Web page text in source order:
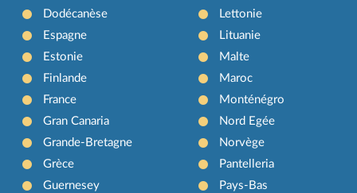
Dodécanèse
Espagne
Estonie
Finlande
France
Gran Canaria
Grande-Bretagne
Grèce
Guernesey
Lettonie
Lituanie
Malte
Maroc
Monténégro
Nord Egée
Norvège
Pantelleria
Pays-Bas